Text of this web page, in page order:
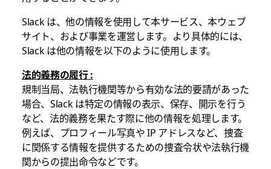
Slack は、他の情報を使用して本サービス、本ウェブ
サイト、および事業を運営します。より具体的には、
Slack は他の情報を以下のように使用します。
法的義務の履行 :
規制当局、法執行機関等から有効な法的要請があった
場合、Slack は特定の情報の表示、保存、開示を行う
など、法的義務を果たす際に他の情報を処理します。
例えば、プロフィール写真や IP アドレスなど、捜査
に関係する情報を提供するための捜査令状や法執行機
関からの提出命令などです。